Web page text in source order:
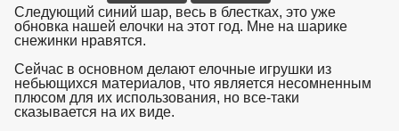
Следующий синий шар, весь в блестках, это уже
обновка нашей елочки на этот год. Мне на шарике
снежинки нравятся.
Сейчас в основном делают елочные игрушки из
небьющихся материалов, что является несомненным
плюсом для их использования, но все-таки
сказывается на их виде.